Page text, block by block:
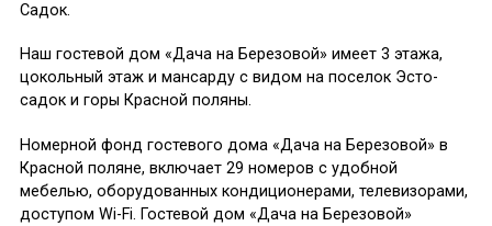
Садок.
Наш гостевой дом «Дача на Березовой» имеет 3 этажа,
цокольный этаж и мансарду с видом на поселок Эсто-
садок и горы Красной поляны.
Номерной фонд гостевого дома «Дача на Березовой» в
Красной поляне, включает 29 номеров с удобной
мебелью, оборудованных кондиционерами, телевизорами,
доступом Wi-Fi. Гостевой дом «Дача на Березовой»